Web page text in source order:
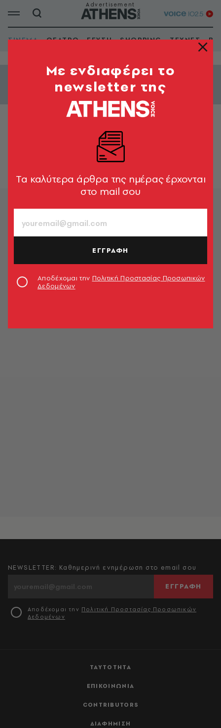
ΣΙΝΕΜΑ ΘΕΑΤΡΟ ΓΕΥΣΗ SHOPPING ΤΕΧΝΕΣ
Εμφάνιση φίλτρων
ΝΑΝΑ Cinemax - 5
ΤΑΥΤΟΤΗΤΑ
ΕΠΙΚΟΙΝΩΝΙΑ
CONTRIBUTORS
ΔΙΑΦΗΜΙΣΗ
NEWSLETTER: Καθημερινή ενημέρωση στο email σου
ΕΓΓΡΑΦΗ
Αποδέχομαι την Πολιτική Προστασίας Προσωπικών
Δεδομένων
Mε ενδιαφέρει το
newsletter της
Tα καλύτερα άρθρα της ημέρας έρχονται
στο mail σου
ΕΓΓΡΑΦΗ
Αποδέχομαι την Πολιτική Προστασίας Προσωπικών
Δεδομένων